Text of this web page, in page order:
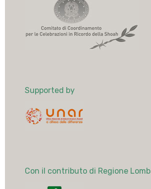
Supported by
Con il contributo di Regione